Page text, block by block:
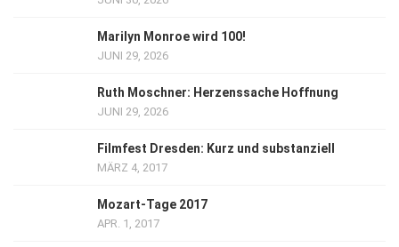
Marilyn Monroe wird 100!
JUNI 29, 2026
Ruth Moschner: Herzenssache Hoffnung
JUNI 29, 2026
Filmfest Dresden: Kurz und substanziell
MÄRZ 4, 2017
Mozart-Tage 2017
APR. 1, 2017